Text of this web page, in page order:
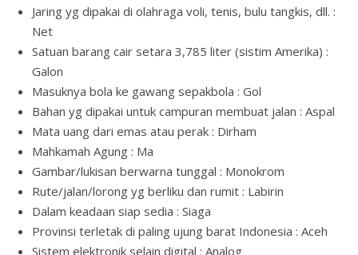
Jaring yg dipakai di olahraga voli, tenis, bulu tangkis, dll. :
Net
Satuan barang cair setara 3,785 liter (sistim Amerika) :
Galon
Masuknya bola ke gawang sepakbola : Gol
Bahan yg dipakai untuk campuran membuat jalan : Aspal
Mata uang dari emas atau perak : Dirham
Mahkamah Agung : Ma
Gambar/lukisan berwarna tunggal : Monokrom
Rute/jalan/lorong yg berliku dan rumit : Labirin
Dalam keadaan siap sedia : Siaga
Provinsi terletak di paling ujung barat Indonesia : Aceh
Sistem elektronik selain digital : Analog